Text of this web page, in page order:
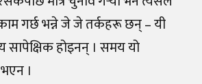
गर्छ भन्ने जे जे तर्कहरू छन् – यी
होइनन् । समय यो
।